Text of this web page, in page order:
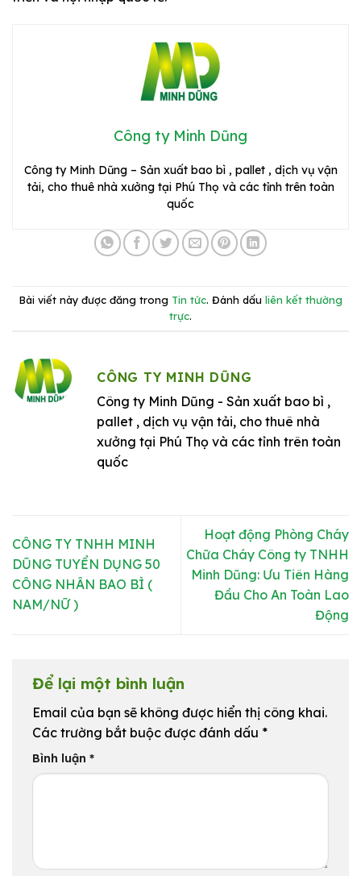
Công ty Minh Dũng
Công ty Minh Dũng – Sản xuất bao bì , pallet , dịch vụ vận
tải, cho thuê nhà xưởng tại Phú Thọ và các tỉnh trên toàn
quốc
Bài viết này được đăng trong Tin tức. Đánh dấu liên kết thường
trực.
CÔNG TY MINH DŨNG
Công ty Minh Dũng - Sản xuất bao bì ,
pallet , dịch vụ vận tải, cho thuê nhà
xưởng tại Phú Thọ và các tỉnh trên toàn
quốc
CÔNG TY TNHH MINH
DŨNG TUYỂN DỤNG 50
CÔNG NHÂN BAO BÌ (
NAM/NỮ )
Hoạt động Phòng Cháy
Chữa Cháy Công ty TNHH
Minh Dũng: Ưu Tiên Hàng
Đầu Cho An Toàn Lao
Động
Để lại một bình luận
Email của bạn sẽ không được hiển thị công khai.
Các trường bắt buộc được đánh dấu *
Bình luận *